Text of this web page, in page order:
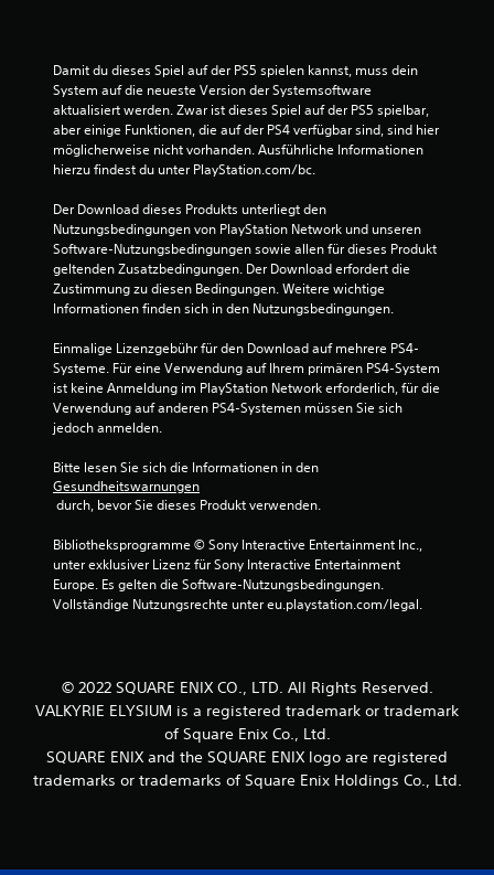
u
s
6
B
e
r
u
g
n
Damit du dieses Spiel auf der PS5 spielen kannst, muss dein
System auf die neueste Version der Systemsoftware
aktualisiert werden. Zwar ist dieses Spiel auf der PS5 spielbar,
aber einige Funktionen, die auf der PS4 verfügbar sind, sind hier
möglicherweise nicht vorhanden. Ausführliche Informationen
hierzu findest du unter PlayStation.com/bc.
Der Download dieses Produkts unterliegt den
Nutzungsbedingungen von PlayStation Network und unseren
Software-Nutzungsbedingungen sowie allen für dieses Produkt
geltenden Zusatzbedingungen. Der Download erfordert die
Zustimmung zu diesen Bedingungen. Weitere wichtige
Informationen finden sich in den Nutzungsbedingungen.
Einmalige Lizenzgebühr für den Download auf mehrere PS4-
Systeme. Für eine Verwendung auf Ihrem primären PS4-System
ist keine Anmeldung im PlayStation Network erforderlich, für die
Verwendung auf anderen PS4-Systemen müssen Sie sich
jedoch anmelden.
Bitte lesen Sie sich die Informationen in den
Gesundheitswarnungen
durch, bevor Sie dieses Produkt verwenden.
Bibliotheksprogramme © Sony Interactive Entertainment Inc.,
unter exklusiver Lizenz für Sony Interactive Entertainment
Europe. Es gelten die Software-Nutzungsbedingungen.
Vollständige Nutzungsrechte unter eu.playstation.com/legal.
© 2022 SQUARE ENIX CO., LTD. All Rights Reserved.
VALKYRIE ELYSIUM is a registered trademark or trademark
of Square Enix Co., Ltd.
SQUARE ENIX and the SQUARE ENIX logo are registered
trademarks or trademarks of Square Enix Holdings Co., Ltd.